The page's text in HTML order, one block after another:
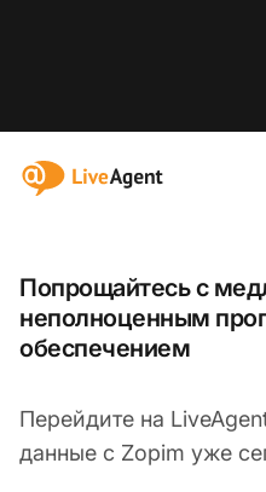
:site.title
Попрощайтесь с
неполноценным
обеспечением
Перейдите на
данные с Zopim уже